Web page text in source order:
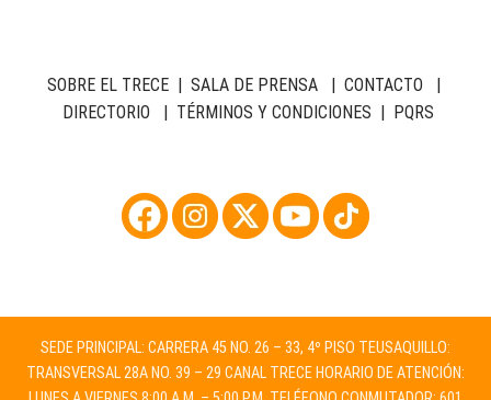
SOBRE EL TRECE| SALA DE PRENSA| CONTACTO |
DIRECTORIO | TÉRMINOS Y CONDICIONES | PQRS
SEDE PRINCIPAL: CARRERA 45 NO. 26 – 33, 4º PISO TEUSAQUILLO:
TRANSVERSAL 28A NO. 39 – 29 CANAL TRECE HORARIO DE ATENCIÓN: